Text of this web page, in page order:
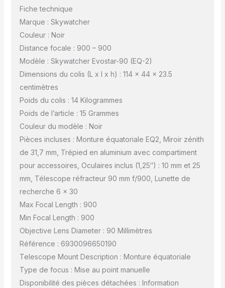
Fiche technique
Marque : Skywatcher
Couleur : Noir
Distance focale : 900 – 900
Modèle : Skywatcher Evostar-90 (EQ-2)
Dimensions du colis (L x l x h) : 114 x 44 x 23.5
centimètres
Poids du colis : 14 Kilogrammes
Poids de l’article : 15 Grammes
Couleur du modèle : Noir
Pièces incluses : Monture équatoriale EQ2, Miroir zénith
de 31,7 mm, Trépied en aluminium avec compartiment
pour accessoires, Oculaires inclus (1,25″) : 10 mm et 25
mm, Télescope réfracteur 90 mm f/900, Lunette de
recherche 6 x 30
Max Focal Length : 900
Min Focal Length : 900
Objective Lens Diameter : 90 Millimètres
Référence : 6930096650190
Telescope Mount Description : Monture équatoriale
Type de focus : Mise au point manuelle
Disponibilité des pièces détachées : Information